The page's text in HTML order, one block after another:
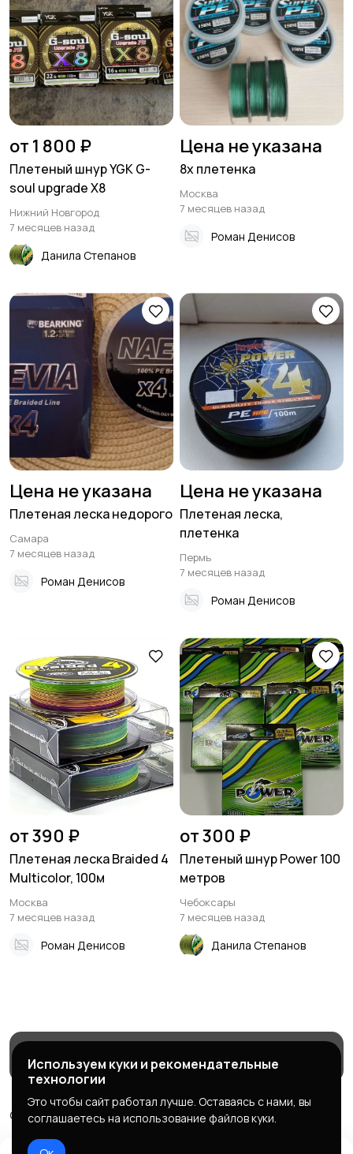
от 1 800 ₽
Плетеный шнур YGK G-
soul upgrade X8
Нижний Новгород
7 месяцев назад
Данила Степанов
Цена не указана
8х плетенка
Москва
7 месяцев назад
Роман Денисов
Цена не указана
Плетеная леска недорого
Самара
7 месяцев назад
Роман Денисов
Цена не указана
Плетеная леска,
плетенка
Пермь
7 месяцев назад
Роман Денисов
от 390 ₽
Плетеная леска Braided 4
Multicolor, 100м
Москва
7 месяцев назад
Роман Денисов
от 300 ₽
Плетеный шнур Power 100
метров
Чебоксары
7 месяцев назад
Данила Степанов
Магазины
© 2026 МаркетБейтс - рыболовный маркетплейс
Правила сервиса
Используем куки и рекомендательные
технологии
Это чтобы сайт работал лучше. Оставаясь с нами, вы
соглашаетесь на использование файлов куки.